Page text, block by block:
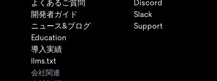
よくあるご質問
開発者ガイド
ニュース&ブログ
Education
導入実績
llms.txt
Discord
Slack
Support
会社関連